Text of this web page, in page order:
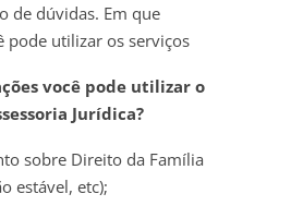
de dúvidas. Em que
pode utilizar os serviços
você pode utilizar o
Jurídica?
sobre Direito da Família
estável, etc);